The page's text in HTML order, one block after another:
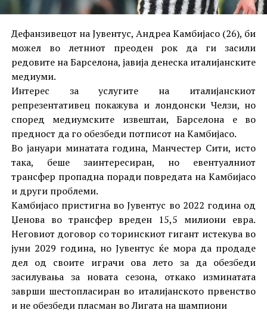
Дефанзивецот на Јувентус, Андреа Камбијасо (26), би
можел во летниот преоден рок да ги засили
редовите на Барселона, јавија денеска италијанските
медиуми.
Интерес за услугите на италијанскиот
репрезентативец покажува и лондонски Челзи, но
според медиумските извештаи, Барселона е во
предност да го обезбеди потписот на Камбијасо.
Во јануари минатата година, Манчестер Сити, исто
така, беше заинтересиран, но евентуалниот
трансфер пропадна поради повредата на Камбијасо
и други проблеми.
Камбијасо пристигна во Јувентус во 2022 година од
Џенова во трансфер вреден 15,5 милиони евра.
Неговиот договор со торинскиот гигант истекува во
јуни 2029 година, но Јувентус ќе мора да продаде
дел од своите играчи ова лето за да обезбеди
засилувања за новата сезона, откако изминатата
заврши шестопласиран во италијанското првенство
и не обезбеди пласман во Лигата на шампиони